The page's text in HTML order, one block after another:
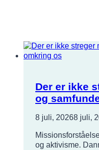
Der er ikke
og
8 juli, 20268 juli,
og aktivisme.